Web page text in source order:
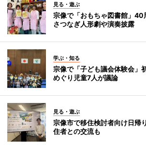
見る・遊ぶ
宗像で「おもちゃ図書館」
さつなぎ人形劇や演奏披露
学ぶ・知る
宗像で「子ども議会体験会
めぐり児童7人が議論
見る・遊ぶ
宗像市で移住検討者向け日
住者との交流も